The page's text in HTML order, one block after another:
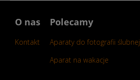
O nas
Kontakt
Polecamy
Aparaty do fotografii ślubnej
Aparat na wakacje